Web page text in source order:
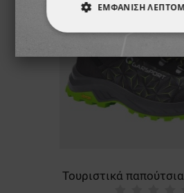
ΕΜΦΆΝΙΣΗ
ΑΠΟΛΎΤΩΣ
ΑΠΌΔΟΣΗΣ
ΛΕΙΤΟΥΡΓΙΚΌΤΗΤΑΣ